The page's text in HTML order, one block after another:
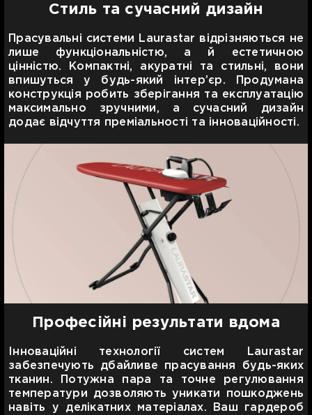
Стиль та сучасний дизайн
Прасувальні системи Laurastar відрізняються не
лише функціональністю, а й естетичною
цінністю. Компактні, акуратні та стильні, вони
впишуться у будь-який інтер’єр. Продумана
конструкція робить зберігання та експлуатацію
максимально зручними, а сучасний дизайн
додає відчуття преміальності та інноваційності.
Професійні результати вдома
Інноваційні технології систем Laurastar
забезпечують дбайливе прасування будь-яких
тканин. Потужна пара та точне регулювання
температури дозволяють уникати пошкоджень
навіть у делікатних матеріалах. Ваш гардероб